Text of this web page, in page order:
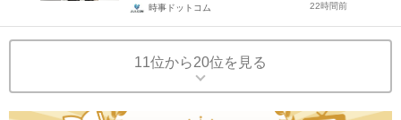
時事ドットコム 22時間前
11位から20位を見る